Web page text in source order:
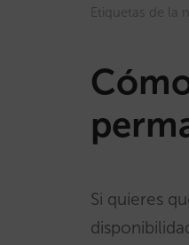
Etiquetas de la
Si quieres